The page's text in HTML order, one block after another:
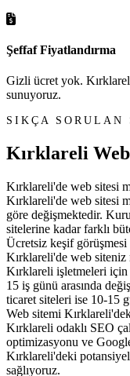
Şeffaf Fiyatlandırma
Gizli ücret yok.
sunuyoruz.
SIKÇA SORULAN
Kırklareli Web
Kırklareli'de web sitesi
Kırklareli'de web sitesi
göre değişmektedir.
sitelerine kadar farklı
Ücretsiz keşif
Kırklareli'de web siteniz
Kırklareli işletmeleri için
15 iş günü arasında
ticaret siteleri ise 10-15
Web sitemi
Kırklareli odaklı SEO
optimizasyonu ve
Kırklareli'deki
sağlıyoruz.